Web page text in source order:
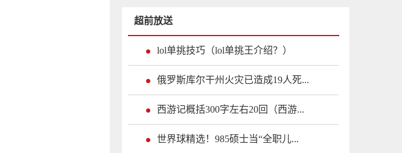
超前放送
lol单挑技巧（lol单挑王介绍？）
俄罗斯库尔干州火灾已造成19人死...
西游记概括300字左右20回（西游...
世界球精选！985硕士当“全职儿...